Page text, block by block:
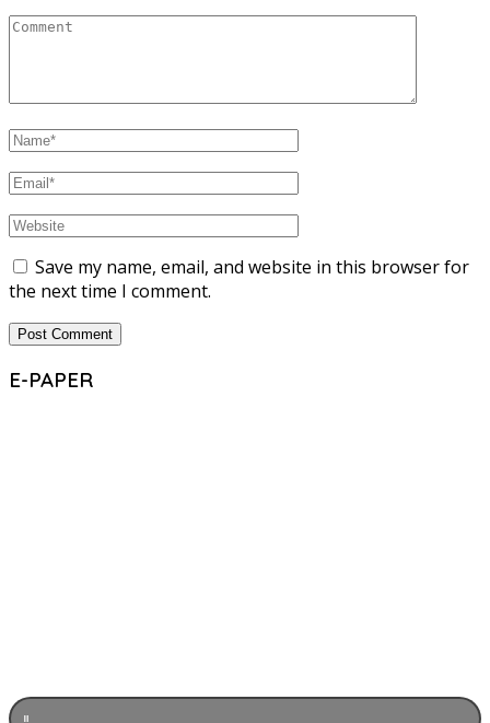
Save my name, email, and website in this browser for
the next time I comment.
E-PAPER